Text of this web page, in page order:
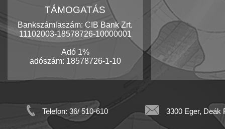
TÁMOGATÁS
Bankszámlaszám: CIB Bank Zrt.
11102003-18578726-10000001
Adó 1%
adószám: 18578726-1-10
Telefon: 36/ 510-610 3300 Eger, Deák